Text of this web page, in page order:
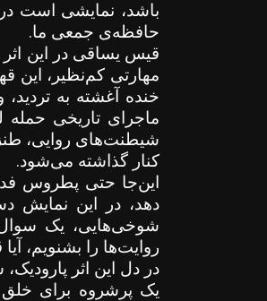
باشد، نمایشی است
حافظه‌ی جمعی ما.
قیس یساقی در این اثر
مهارتی کم‌نظیر، این
خنده آغشته به
ماجرای تاریخی
شیطنت‌های روایی،
کنار گذاشته می‌شود.
این‌جا حتی پطروس
دهد، در این نمایش
شوخی‌هایی، یک
روایت‌ها را بشنویم،
در دل این اثر
یک پرشروه برای خلق